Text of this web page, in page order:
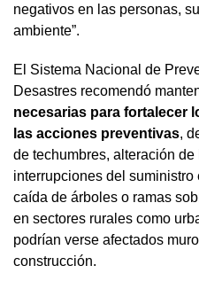
negativos en las personas,
ambiente”.
El Sistema Nacional de
Desastres recomendó
necesarias para fortalecer
las acciones preventivas,
de techumbres, alteración
interrupciones del
caída de árboles o ramas
en sectores rurales como
podrían verse afectados
construcción.